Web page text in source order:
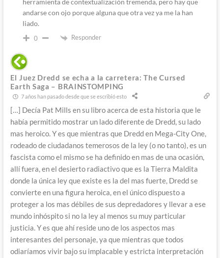
herramienta de contextualización tremenda, pero hay que
andarse con ojo porque alguna que otra vez ya me la han
liado.
0 Responder
El Juez Dredd se echa a la carretera: The Cursed
Earth Saga – BRAINSTOMPING
7 años han pasado desde que se escribió esto
[…] Decía Pat Mills en su libro acerca de esta historia que le
había permitido mostrar un lado diferente de Dredd, su lado
mas heroico. Y es que mientras que Dredd en Mega-City One,
rodeado de ciudadanos temerosos de la ley (o no tanto), es un
fascista como el mismo se ha definido en mas de una ocasión,
allí fuera, en el desierto radiactivo que es la Tierra Maldita
donde la única ley que existe es la del mas fuerte, Dredd se
convierte en una figura heroica, en el único dispuesto a
proteger a los mas débiles de sus depredadores y llevar a ese
mundo inhóspito si no la ley al menos su muy particular
justicia. Y es que ahí reside uno de los aspectos mas
interesantes del personaje, ya que mientras que todos
odiaríamos vivir bajo su implacable y estricta interpretación